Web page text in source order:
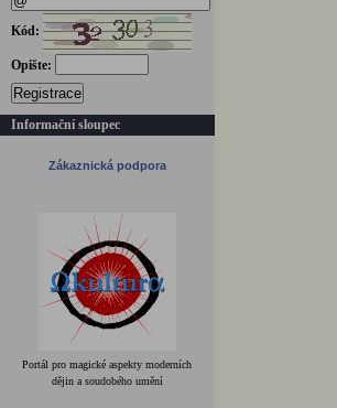
Kód:
Opište:
Registrace
Informační sloupec
Zákaznická podpora
Portál pro magické aspekty moderních
dějin a soudobého umění